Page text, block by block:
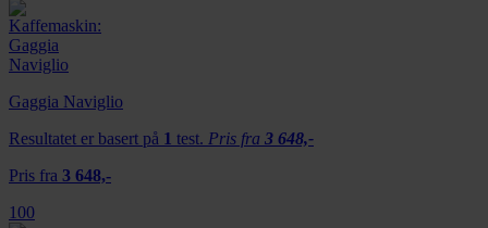
Gaggia Naviglio
Resultatet er basert på 1 test. Pris fra 3 648,-
Pris fra 3 648,-
100